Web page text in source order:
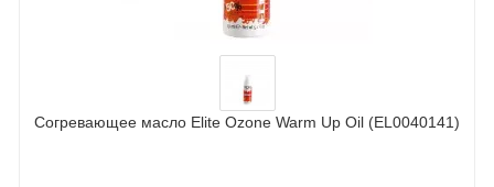
Согревающее масло Elite Ozone Warm Up Oil (EL0040141)